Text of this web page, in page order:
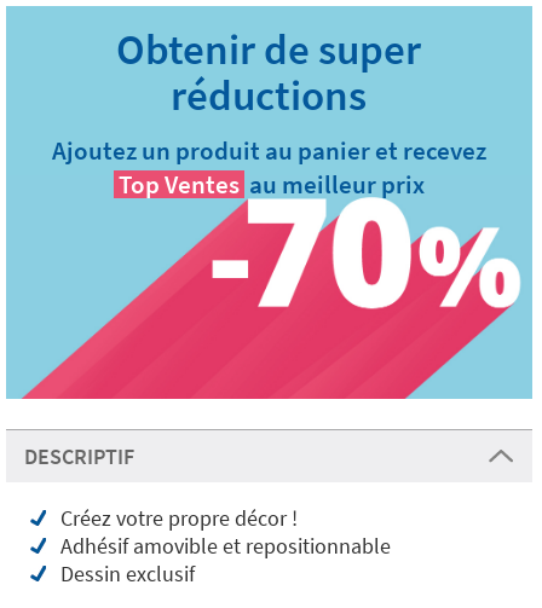
Ajoutez un produit au panier et recevez
Top Ventes au meilleur prix
DESCRIPTIF
Créez votre propre décor !
Adhésif amovible et repositionnable
Dessin exclusif